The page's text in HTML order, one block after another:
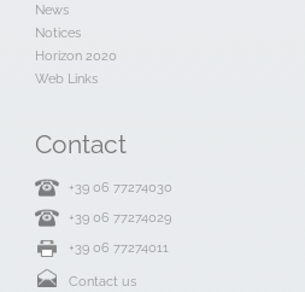
News
Notices
Horizon 2020
Web Links
Contact
+39 06 77274030
+39 06 77274029
+39 06 77274011
Contact us